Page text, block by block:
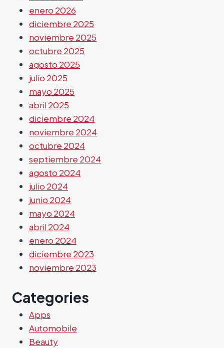
enero 2026
diciembre 2025
noviembre 2025
octubre 2025
agosto 2025
julio 2025
mayo 2025
abril 2025
diciembre 2024
noviembre 2024
octubre 2024
septiembre 2024
agosto 2024
julio 2024
junio 2024
mayo 2024
abril 2024
enero 2024
diciembre 2023
noviembre 2023
Categories
Apps
Automobile
Beauty